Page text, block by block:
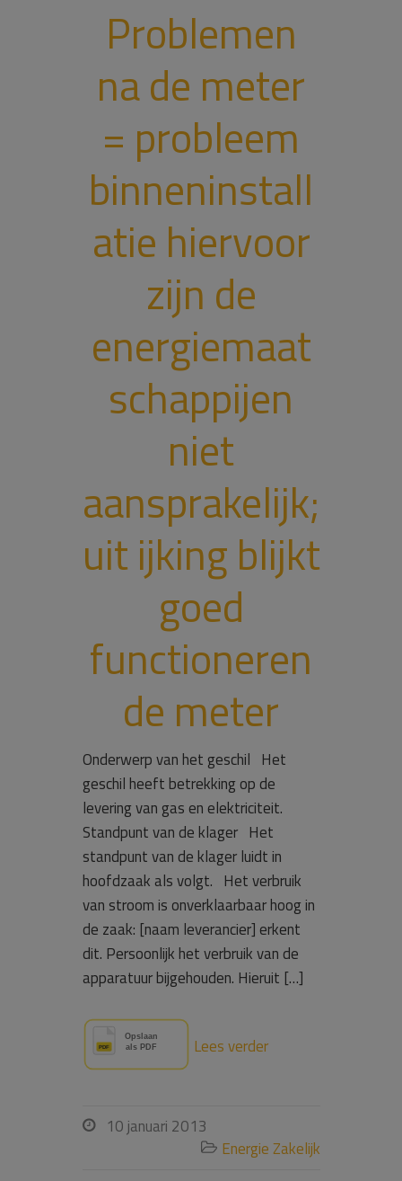
Problemen
na de meter
= probleem
binneninstall
atie hiervoor
zijn de
energiemaat
schappijen
niet
aansprakelijk;
uit ijking blijkt
goed
functioneren
de meter
Onderwerp van het geschil Het
geschil heeft betrekking op de
levering van gas en elektriciteit.
Standpunt van de klager Het
standpunt van de klager luidt in
hoofdzaak als volgt. Het verbruik
van stroom is onverklaarbaar hoog in
de zaak: [naam leverancier] erkent
dit. Persoonlijk het verbruik van de
apparatuur bijgehouden. Hieruit […]
Lees verder
 10 januari 2013
 Energie Zakelijk